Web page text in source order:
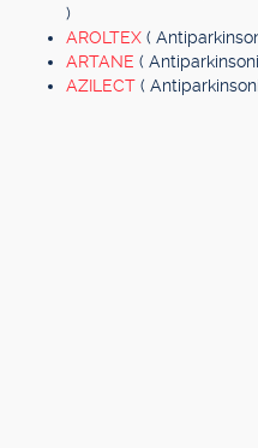
)
AROLTEX (
ARTANE (
AZILECT (